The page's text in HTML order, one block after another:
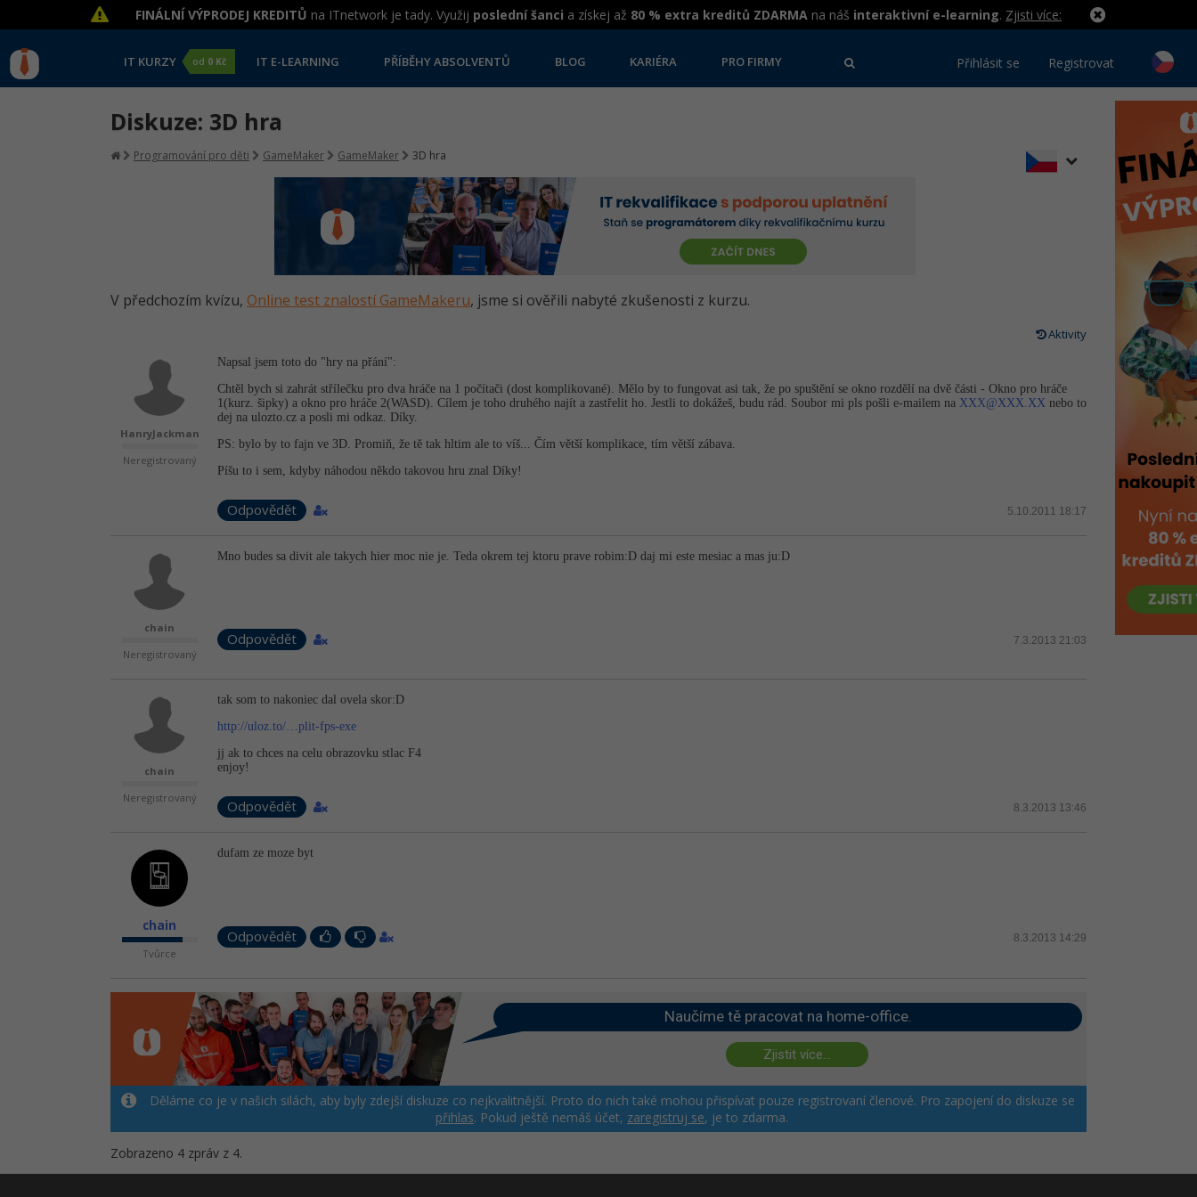
FINÁLNÍ VÝPRODEJ KREDITŮ na ITnetwork je tady. Využij poslední šanci a získej až 80 % extra kreditů ZDARMA na náš interaktivní e-learning. Zjisti více:
IT KURZY od 0 Kč IT E-LEARNING PŘÍBĚHY ABSOLVENTŮ BLOG KARIÉRA PRO FIRMY Přihlásit se Registrovat
Diskuze: 3D hra
Programování pro děti GameMaker GameMaker 3D hra
V předchozím kvízu, Online test znalostí GameMakeru, jsme si ověřili nabyté zkušenosti z kurzu.
Aktivity
HanryJackman
Neregistrovaný
Napsal jsem toto do "hry na přání":
Chtěl bych si zahrát střílečku pro dva hráče na 1 počítači (dost komplikované). Mělo by to fungovat asi tak, že po spuštění se okno rozdělí na dvě části - Okno pro hráče
1(kurz. šipky) a okno pro hráče 2(WASD). Cílem je toho druhého najít a zastřelit ho. Jestli to dokážeš, budu rád. Soubor mi pls pošli e-mailem na XXX@XXX.XX nebo to
dej na ulozto.cz a posli mi odkaz. Díky.
PS: bylo by to fajn ve 3D. Promiň, že tě tak hltim ale to víš... Čím větší komplikace, tím větší zábava.
Píšu to i sem, kdyby náhodou někdo takovou hru znal Díky!
Odpovědět 5.10.2011 18:17
chain
Neregistrovaný
Mno budes sa divit ale takych hier moc nie je. Teda okrem tej ktoru prave robim:D daj mi este mesiac a mas ju:D
Odpovědět 7.3.2013 21:03
chain
Neregistrovaný
tak som to nakoniec dal ovela skor:D
http://uloz.to/…plit-fps-exe
jj ak to chces na celu obrazovku stlac F4
enjoy!
Odpovědět 8.3.2013 13:46
chain
Tvůrce
dufam ze moze byt
Odpovědět 8.3.2013 14:29
Naučíme tě pracovat na home-office.
Zjistit více...
Děláme co je v našich silách, aby byly zdejší diskuze co nejkvalitnější. Proto do nich také mohou přispívat pouze registrovaní členové. Pro zapojení do diskuze se
přihlas. Pokud ještě nemáš účet, zaregistruj se, je to zdarma.
Zobrazeno 4 zpráv z 4.